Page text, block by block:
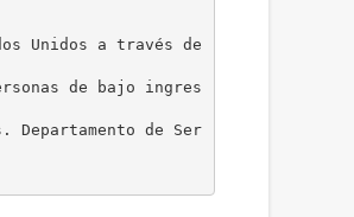
Unidos a través de
de bajo ingres
de Ser